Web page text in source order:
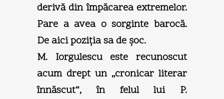
derivă din împăcarea extremelor.
Pare a avea o sorginte barocă.
De aici poziţia sa de şoc.
M. Iorgulescu este recunoscut
acum drept un „cronicar literar
înnăscut“, în felul lui P.